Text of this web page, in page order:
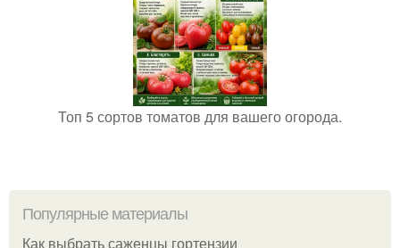
Топ 5 сортов томатов для вашего огорода.
Популярные материалы
Как выбрать саженцы гортензии